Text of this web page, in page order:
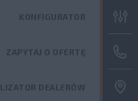
KONFIGURATOR
ZAPYTAJ O OFERTĘ
LOKALIZATOR